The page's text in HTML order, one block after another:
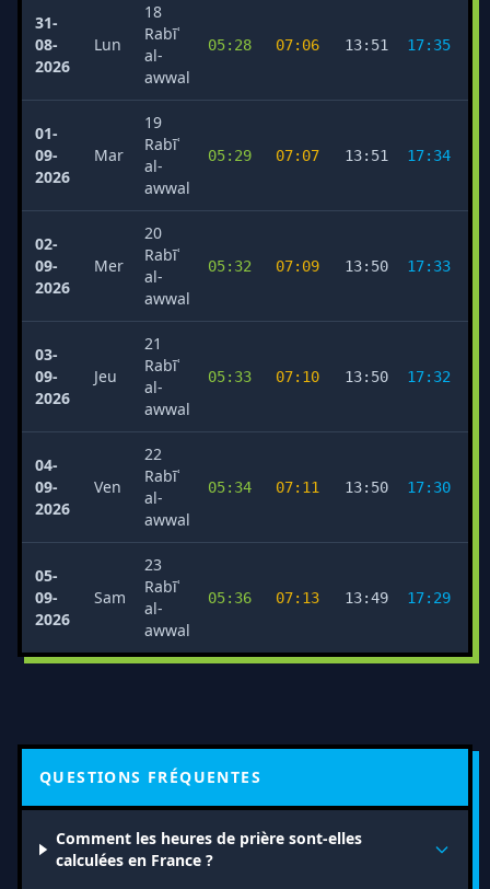
31-
08-
2026
Lun
18
Rabīʿ
al-
awwal
05:28 07:06 13:51 17:35
01-
09-
2026
Mar
19
Rabīʿ
al-
awwal
05:29 07:07 13:51 17:34
02-
09-
2026
Mer
20
Rabīʿ
al-
awwal
05:32 07:09 13:50 17:33
03-
09-
2026
Jeu
21
Rabīʿ
al-
awwal
05:33 07:10 13:50 17:32
04-
09-
2026
Ven
22
Rabīʿ
al-
awwal
05:34 07:11 13:50 17:30
05-
09-
2026
Sam
23
Rabīʿ
al-
awwal
05:36 07:13 13:49 17:29
QUESTIONS FRÉQUENTES
Comment les heures de prière sont-elles
calculées en France ?